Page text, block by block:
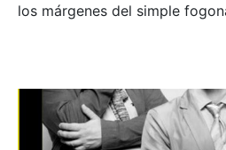
los márgenes del simple